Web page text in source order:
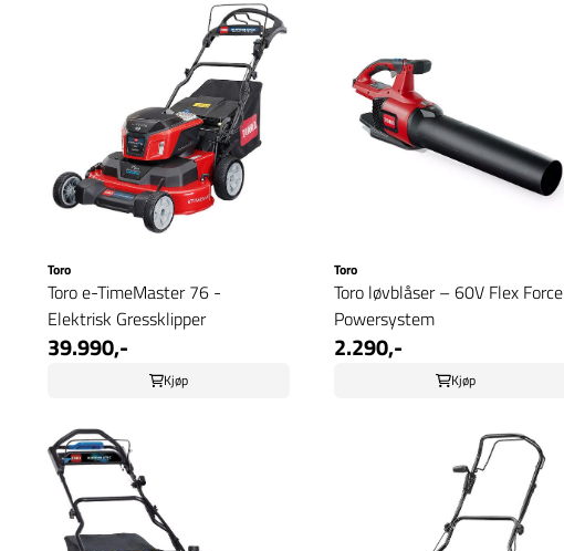
Toro
Toro e-TimeMaster 76 -
Elektrisk Gressklipper
39.990,-
Kjøp
Toro
Toro løvblåser – 60V Flex Force
Powersystem
2.290,-
Kjøp